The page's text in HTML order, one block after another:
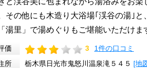
その他にも木造り大浴場｢渓谷の湯｣と
湯里」で湯めぐりもご堪能いただけま
価 3
1件の口コミ
所
栃木県日光市鬼怒川温泉滝５４５ [地